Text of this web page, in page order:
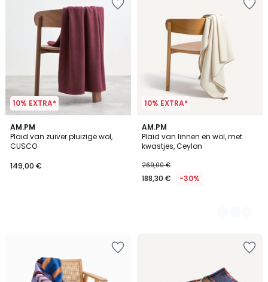
10% EXTRA*
AM.PM
Plaid van zuiver pluizige wol,
CUSCO
149,00 €
10% EXTRA*
AM.PM
Plaid van linnen en wol, met
kwastjes, Ceylon
269,00 €
188,30 € -30%
2
Kleuren